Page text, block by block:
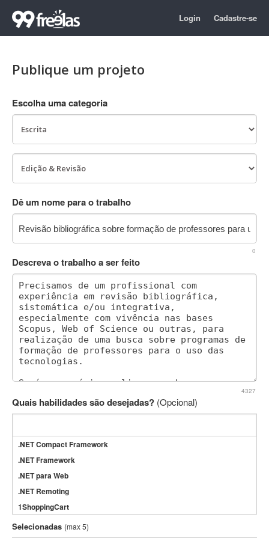
Login Cadastre-se
Publique um projeto
Escolha uma categoria
Dê um nome para o trabalho
0
Descreva o trabalho a ser feito
4327
Quais habilidades são desejadas? (Opcional)
.NET Compact Framework
.NET Framework
.NET para Web
.NET Remoting
1ShoppingCart
3DS Max
3GSM
Selecionadas (max 5)